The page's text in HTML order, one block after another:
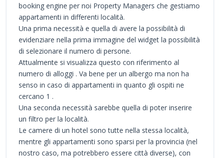
booking engine per noi Property Managers che gestiamo
appartamenti in differenti località.
Una prima necessità e quella di avere la possibilità di
evidenziare nella prima immagine del widget la possibilità
di selezionare il numero di persone.
Attualmente si visualizza questo con riferimento al
numero di alloggi . Va bene per un albergo ma non ha
senso in caso di appartamenti in quanto gli ospiti ne
cercano 1 .
Una seconda necessità sarebbe quella di poter inserire
un filtro per la località.
Le camere di un hotel sono tutte nella stessa località,
mentre gli appartamenti sono sparsi per la provincia (nel
nostro caso, ma potrebbero essere città diverse), con